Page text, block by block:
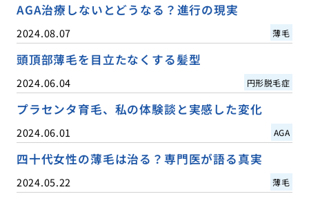
AGA治療しないとどうなる？進行の現実
2024.08.07 薄毛
頭頂部薄毛を目立たなくする髪型
2024.06.04 円形脱毛症
プラセンタ育毛、私の体験談と実感した変化
2024.06.01 AGA
四十代女性の薄毛は治る？専門医が語る真実
2024.05.22 薄毛